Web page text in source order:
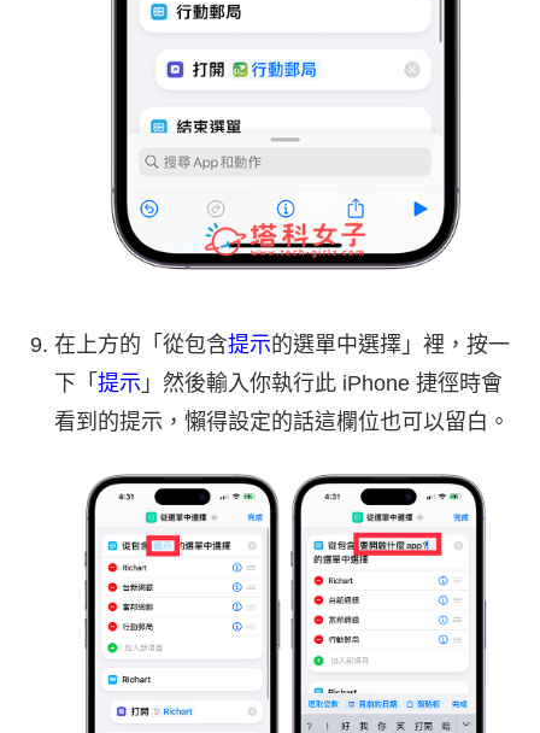
在上方的「從包含提示的選單中選擇」裡，按一
下「 提示 」然後輸入你執行此 iPhone 捷徑時會
看到的提示，懶得設定的話這欄位也可以留白。